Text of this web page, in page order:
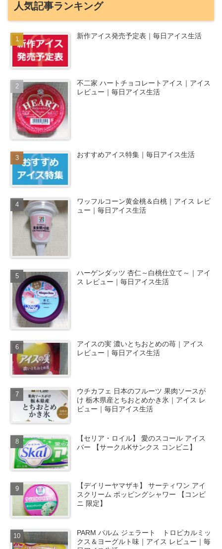
人気記事ランキング
新作アイス発売予定表｜毎日アイス生活
不二家 ハートチョコレートアイス｜アイス
レビュー｜毎日アイス生活
おすすめアイス特集｜毎日アイス生活
ワッフルコーン黄金桃＆白桃｜アイス レビ
ュー｜毎日アイス生活
ハーゲンダッツ 杏仁～白桃仕立て～｜アイ
ス レビュー｜毎日アイス生活
アイスの実 濃いとちおとめの苺｜アイス
レビュー｜毎日アイス生活
ウチカフェ 日本のフルーツ 果肉ソースが
け 栃木県産とちおとめかき氷｜アイス レ
ビュー｜毎日アイス生活
【セリア・ロイル】 愛のスコール アイス
バー 【サークルKサンクス コンビニ】
【デイリーヤマザキ】 サーティワン アイ
スクリーム ポッピングシャワー 【コンビ
ニ 限定】
PARM パルム ジェラート トロピカルミッ
クス＆ヨーグルト味｜アイス レビュー｜毎